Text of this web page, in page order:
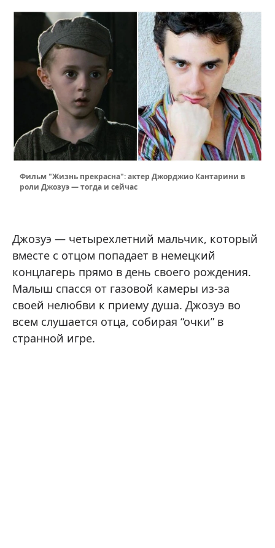
Фильм "Жизнь прекрасна": актер Джорджио Кантарини в
роли Джозуэ — тогда и сейчас
Джозуэ — четырехлетний мальчик, который
вместе с отцом попадает в немецкий
концлагерь прямо в день своего рождения.
Малыш спасся от газовой камеры из-за
своей нелюбви к приему душа. Джозуэ во
всем слушается отца, собирая “очки” в
странной игре.